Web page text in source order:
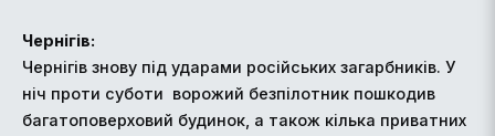
Чернігів:
Чернігів знову під ударами російських загарбників. У
ніч проти суботи ворожий безпілотник пошкодив
багатоповерховий будинок, а також кілька приватних